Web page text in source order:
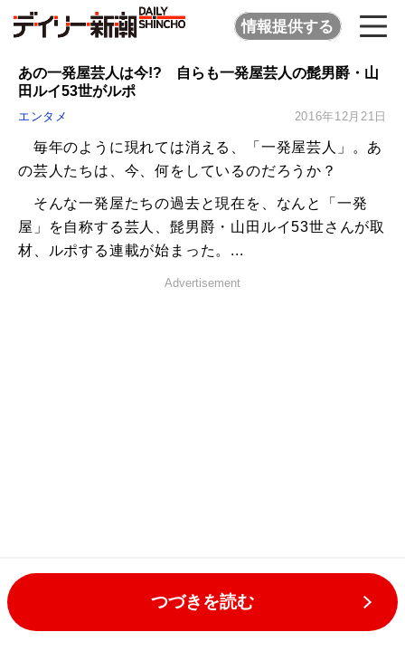
情報提供する
あの一発屋芸人は今!? 自らも一発屋芸人の髭男爵・山
田ルイ53世がルポ
エンタメ 2016年12月21日
毎年のように現れては消える、「一発屋芸人」。あ
の芸人たちは、今、何をしているのだろうか？
そんな一発屋たちの過去と現在を、なんと「一発
屋」を自称する芸人、髭男爵・山田ルイ53世さんが取
材、ルポする連載が始まった。...
Advertisement
つづきを読む